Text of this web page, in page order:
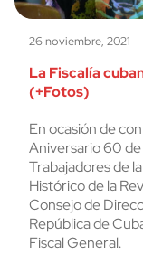
26 noviembre, 2021
La Fiscalía
(+Fotos)
En ocasión de
Aniversario 60
Trabajadores de
Histórico de la
Consejo de
República de
Fiscal General.